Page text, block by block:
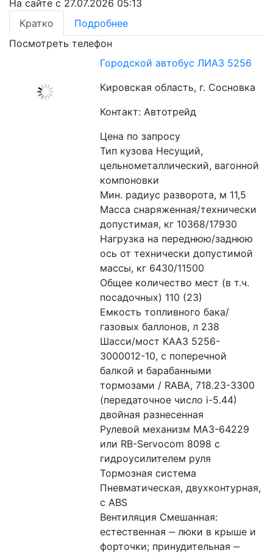
На сайте с 27.07.2026 05:13
Кратко
Подробнее
Посмотреть телефон
Городской автобус ЛИАЗ 5256
Кировская область, г. Сосновка
Контакт: Автотрейд
Цена по запросу
Тип кузова Несущий,
цельнометаллический, вагонной
компоновки
Мин. радиус разворота, м 11,5
Масса снаряженная/технически
допустимая, кг 10368/17930
Нагрузка на переднюю/заднюю
ось от технически допустимой
массы, кг 6430/11500
Общее количество мест (в т.ч.
посадочных) 110 (23)
Емкость топливного бака/
газовых баллонов, л 238
Шасси/мост КААЗ 5256-
3000012-10, с поперечной
балкой и барабанными
тормозами / RABA, 718.23-3300
(передаточное число i-5.44)
двойная разнесенная
Рулевой механизм МАЗ-64229
или RB-Servocom 8098 с
гидроусилителем руля
Тормозная система
Пневматическая, двухконтурная,
с ABS
Вентиляция Смешанная:
естественная ‒ люки в крыше и
форточки; принудительная ‒